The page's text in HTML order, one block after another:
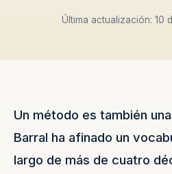
Última actualización: 10
Un método es también
Barral ha afinado un
largo de más de cuatro